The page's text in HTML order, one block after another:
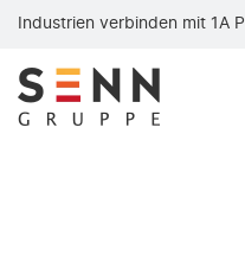
Übersetzung Garolla/Gas
Industrien verbinden mit 1A